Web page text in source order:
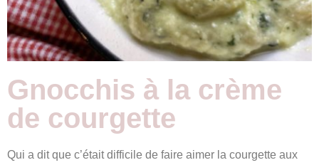
Gnocchis à la crème
de courgette
Qui a dit que c’était difficile de faire aimer la courgette aux